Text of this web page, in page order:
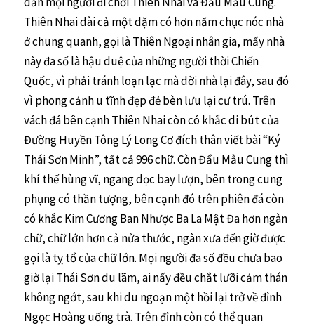
Thiên Nhai dài cả một dặm có hơn năm chục nóc nhà
ở chung quanh, gọi là Thiên Ngoại nhân gia, mấy nhà
này đa số là hậu duệ của những người thời Chiến
Quốc, vì phải tránh loạn lạc mà dời nhà lại đây, sau đó
vì phong cảnh u tĩnh đẹp đẻ bèn lưu lại cư trú. Trên
vách đá bên cạnh Thiên Nhai còn có khắc di bút của
Đường Huyền Tông Lý Long Cơ đích thân viết bài “Ký
Thái Sơn Minh”, tất cả 996 chữ. Còn Đẩu Mẫu Cung thì
khí thế hùng vĩ, ngang dọc bay lượn, bên trong cung
phụng có thần tượng, bên cạnh đó trên phiên đá còn
có khắc Kim Cương Ban Nhược Ba La Mật Đa hơn ngàn
chữ, chữ lớn hơn cả nửa thước, ngàn xưa đến giờ được
gọi là tỵ tổ của chữ lớn. Mọi người đa số đều chưa bao
giờ lại Thái Sơn du lãm, ai nấy đều chắt lưỡi cảm thán
không ngớt, sau khi du ngoạn một hồi lại trở về đỉnh
Ngọc Hoàng uống trà. Trên đỉnh còn có thể quan